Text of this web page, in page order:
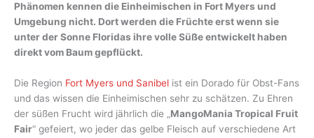
Phänomen kennen die Einheimischen in Fort Myers und
Umgebung nicht. Dort werden die Früchte erst wenn sie
unter der Sonne Floridas ihre volle Süße entwickelt haben
direkt vom Baum gepflückt.
Die Region Fort Myers und Sanibel ist ein Dorado für Obst-Fans
und das wissen die Einheimischen sehr zu schätzen. Zu Ehren
der süßen Frucht wird jährlich die „ MangoMania Tropical Fruit
Fair“ gefeiert, wo jeder das gelbe Fleisch auf verschiedene Art